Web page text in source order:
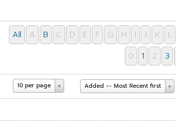
All A B C D E F G H I J K L
0
1 2 3
10 per page Added -- Most Recent first